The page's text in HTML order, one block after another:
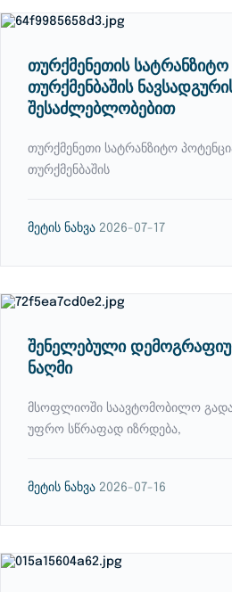
თურქმენეთის
თურქმენბაშის
შესაძლებლობებით
თურქმენეთი სატრანზიტო
თურქმენბაშის
მეტის ნახვა 2026-07-17
შენელებული
ნაღმი
მსოფლიოში საავტომობილო
უფრო სწრაფად იზრდება,
მეტის ნახვა 2026-07-16